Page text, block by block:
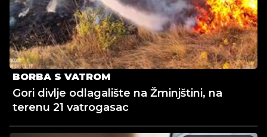
BORBA S VATROM
Gori divlje odlagalište na Žminjštini, na
terenu 21 vatrogasac